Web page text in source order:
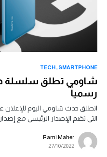
SMARTPHONE
TECH
رسمياً
التي تضم الإصدار الرئيسي مع إصدار Redmi…
Rami Maher
27/10/2022